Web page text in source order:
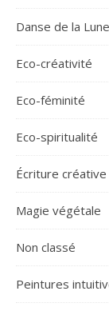
Danse de la Lune
Eco-créativité
Eco-féminité
Eco-spiritualité
Écriture créative
Magie végétale
Non classé
Peintures